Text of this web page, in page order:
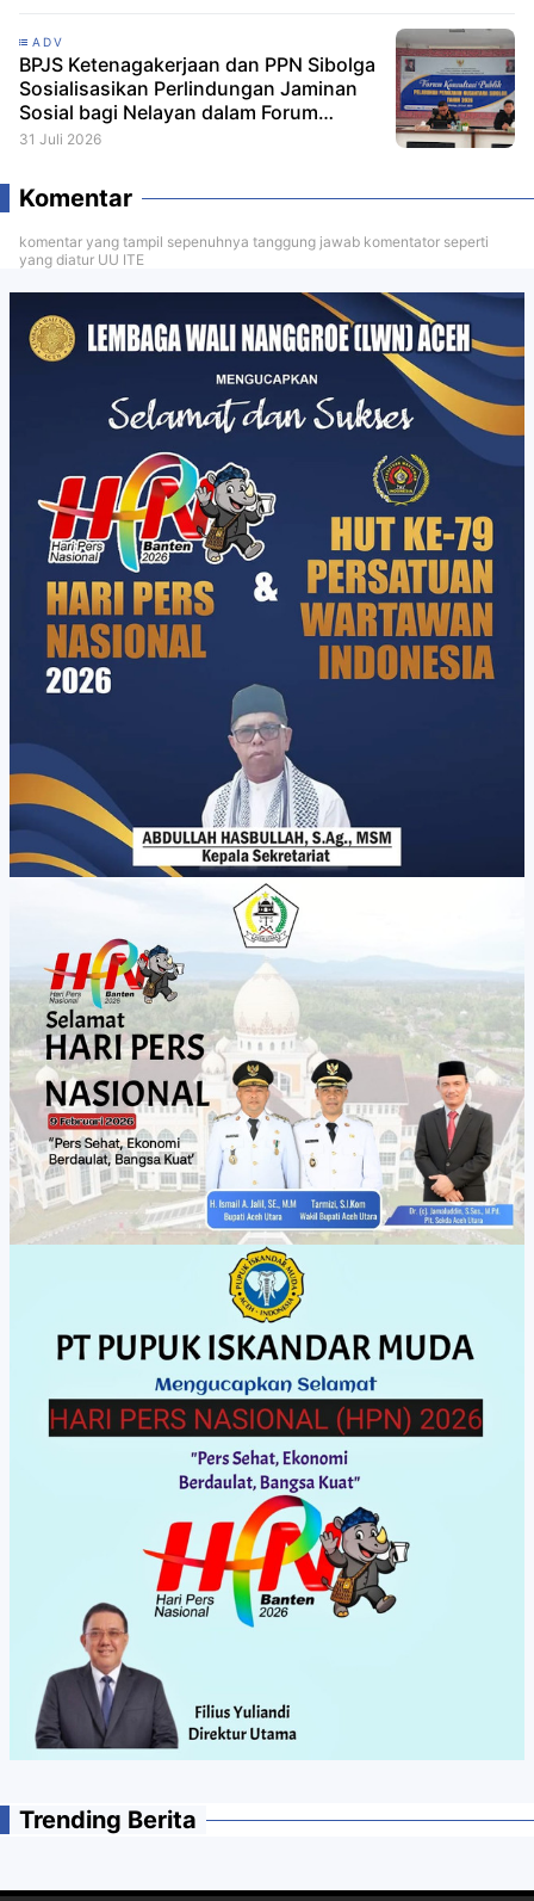
ADV
BPJS Ketenagakerjaan dan PPN Sibolga
Sosialisasikan Perlindungan Jaminan
Sosial bagi Nelayan dalam Forum
Konsultasi Publik
31 Juli 2026
Komentar
komentar yang tampil sepenuhnya tanggung jawab komentator seperti
yang diatur UU ITE
Trending Berita